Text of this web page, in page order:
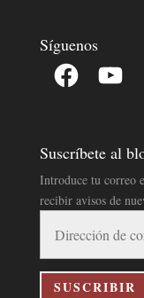
Síguenos
Facebook YouTube
Suscríbete al
Introduce tu correo
recibir avisos de
correo
electrónico
SUSCRIBIR